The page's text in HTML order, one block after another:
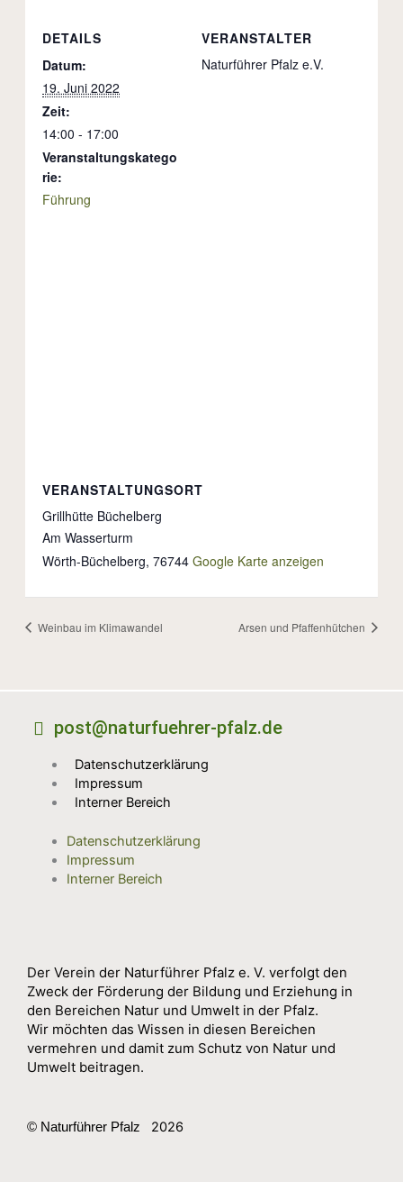
DETAILS
Datum:
19. Juni 2022
Zeit:
14:00 - 17:00
Veranstaltungskatego
rie:
Führung
VERANSTALTER
Naturführer Pfalz e.V.
VERANSTALTUNGSORT
Grillhütte Büchelberg
Am Wasserturm
Wörth-Büchelberg, 76744 Google Karte anzeigen
Weinbau im Klimawandel Arsen und Pfaffenhütchen
post@naturfuehrer-pfalz.de
Datenschutzerklärung
Impressum
Interner Bereich
Datenschutzerklärung
Impressum
Interner Bereich
Der Verein der Naturführer Pfalz e. V. verfolgt den
Zweck der Förderung der Bildung und Erziehung in
den Bereichen Natur und Umwelt in der Pfalz.
Wir möchten das Wissen in diesen Bereichen
vermehren und damit zum Schutz von Natur und
Umwelt beitragen.
© Naturführer Pfalz 2026